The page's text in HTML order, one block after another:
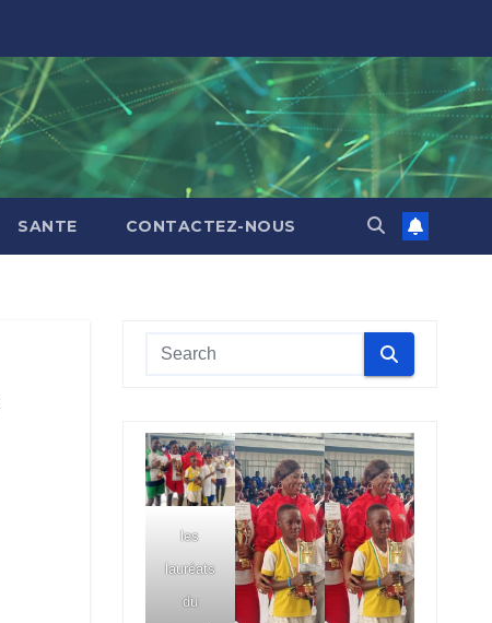
SANTE CONTACTEZ-NOUS
les
lauréats
du